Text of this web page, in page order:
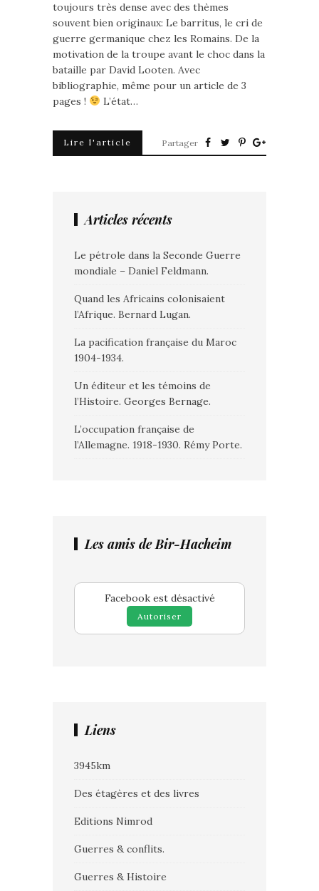
toujours très dense avec des thèmes
souvent bien originaux: Le barritus, le cri de
guerre germanique chez les Romains. De la
motivation de la troupe avant le choc dans la
bataille par David Looten. Avec
bibliographie, même pour un article de 3
pages !
L’état…
Lire l'article Partager
Articles récents
Le pétrole dans la Seconde Guerre
mondiale – Daniel Feldmann.
Quand les Africains colonisaient
l’Afrique. Bernard Lugan.
La pacification française du Maroc
1904-1934.
Un éditeur et les témoins de
l’Histoire. Georges Bernage.
L’occupation française de
l’Allemagne. 1918-1930. Rémy Porte.
Les amis de Bir-Hacheim
Facebook est désactivé
Autoriser
Liens
3945km
Des étagères et des livres
Editions Nimrod
Guerres & conflits.
Guerres & Histoire